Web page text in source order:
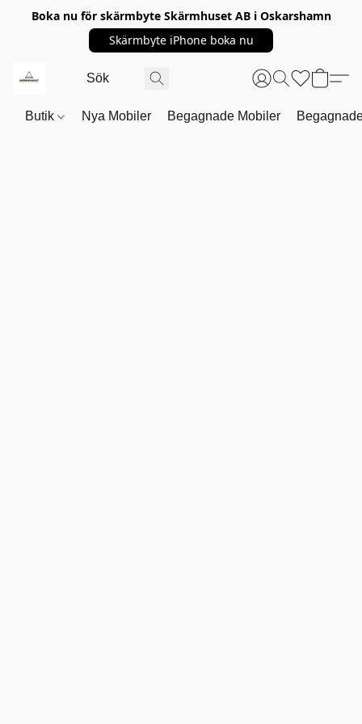
Boka nu för skärmbyte Skärmhuset AB i Oskarshamn
Skärmbyte iPhone boka nu
Butik Nya Mobiler Begagnade Mobiler